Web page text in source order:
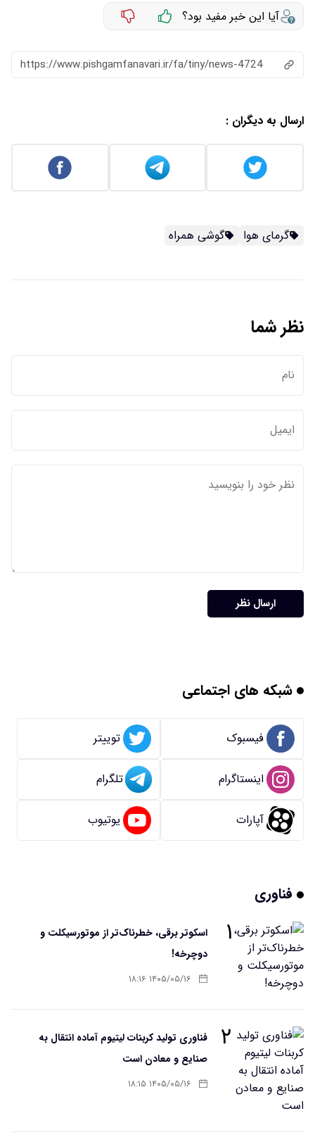
آیا این خبر مفید بود؟
https://www.pishgamfanavari.ir/fa/tiny/news-4724
ارسال به دیگران :
گرمای هوا گوشی همراه
نظر شما
ارسال نظر
شبکه های اجتماعی
فیسبوک توییتر
اینستاگرام تلگرام
آپارات یوتیوب
فناوری
۱
اسکوتر برقی، خطرناک‌تر از موتورسیکلت و
دوچرخه!
۱۴۰۵/۰۵/۱۶ ۱۸:۱۶
۲
فناوری تولید کربنات لیتیوم آماده انتقال به
صنایع و معادن است
۱۴۰۵/۰۵/۱۶ ۱۸:۱۵